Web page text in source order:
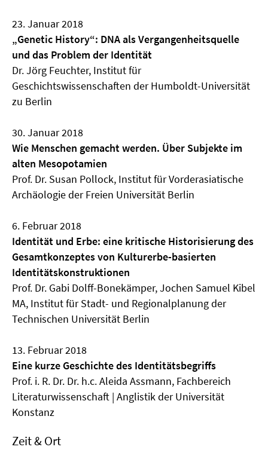
23. Januar 2018
„Genetic History“: DNA als Vergangenheitsquelle
und das Problem der Identität
Dr. Jörg Feuchter, Institut für
Geschichtswissenschaften der Humboldt-Universität
zu Berlin
30. Januar 2018
Wie Menschen gemacht werden. Über Subjekte im
alten Mesopotamien
Prof. Dr. Susan Pollock, Institut für Vorderasiatische
Archäologie der Freien Universität Berlin
6. Februar 2018
Identität und Erbe: eine kritische Historisierung des
Gesamtkonzeptes von Kulturerbe-basierten
Identitätskonstruktionen
Prof. Dr. Gabi Dolff-Bonekämper, Jochen Samuel Kibel
MA, Institut für Stadt- und Regionalplanung der
Technischen Universität Berlin
13. Februar 2018
Eine kurze Geschichte des Identitätsbegriffs
Prof. i. R. Dr. Dr. h.c. Aleida Assmann, Fachbereich
Literaturwissenschaft | Anglistik der Universität
Konstanz
Zeit & Ort